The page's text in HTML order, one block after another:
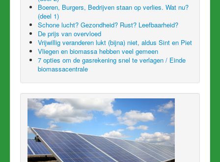
Boeren, Burgers, Bedrijven staan op verlies. Wat nu?
(deel 1)
Schone lucht? Gezondheid? Rust? Leefbaarheid?
De prijs van overvloed
Vrijwillig veranderen lukt (bijna) niet, aldus Sint en Piet
Vliegen en biomassa hebben veel gemeen
7 opties om de gasrekening snel te verlagen / Einde
biomassacentrale